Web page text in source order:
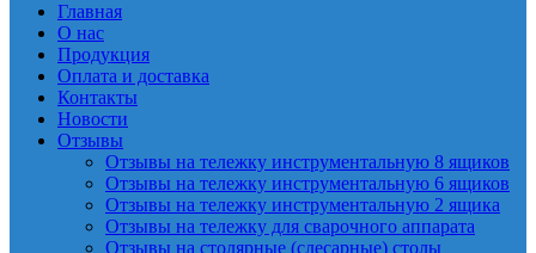
Главная
О нас
Продукция
Оплата и доставка
Контакты
Новости
Отзывы
Отзывы на тележку инструментальную 8 ящиков
Отзывы на тележку инструментальную 6 ящиков
Отзывы на тележку инструментальную 2 ящика
Отзывы на тележку для сварочного аппарата
Отзывы на столярные (слесарные) столы